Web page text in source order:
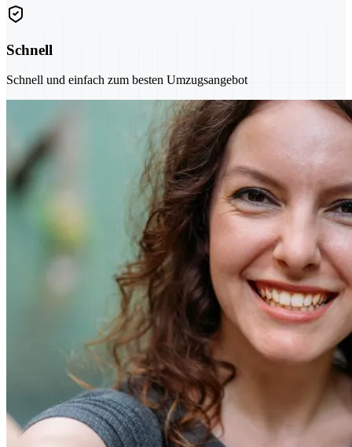
Schnell
Schnell und einfach zum besten Umzugsangebot